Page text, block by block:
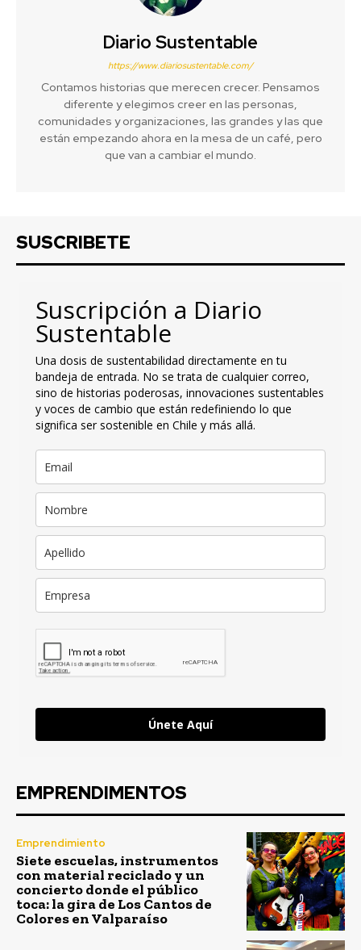
Diario Sustentable
https://www.diariosustentable.com/
Contamos historias que merecen crecer. Pensamos
diferente y elegimos creer en las personas,
comunidades y organizaciones, las grandes y las que
están empezando ahora en la mesa de un café, pero
que van a cambiar el mundo.
SUSCRIBETE
Suscripción a Diario
Sustentable
Una dosis de sustentabilidad directamente en tu
bandeja de entrada. No se trata de cualquier correo,
sino de historias poderosas, innovaciones sustentables
y voces de cambio que están redefiniendo lo que
significa ser sostenible en Chile y más allá.
Únete Aquí
EMPRENDIMENTOS
Emprendimiento
Siete escuelas, instrumentos
con material reciclado y un
concierto donde el público
toca: la gira de Los Cantos de
Colores en Valparaíso